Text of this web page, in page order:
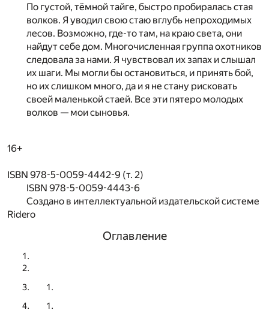
По густой, тёмной тайге, быстро пробиралась стая
волков. Я уводил свою стаю вглубь непроходимых
лесов. Возможно, где-то там, на краю света, они
найдут себе дом. Многочисленная группа охотников
следовала за нами. Я чувствовал их запах и слышал
их шаги. Мы могли бы остановиться, и принять бой,
но их слишком много, да и я не стану рисковать
своей маленькой стаей. Все эти пятеро молодых
волков — мои сыновья.
16+
ISBN 978-5-0059-4442-9 (т. 2)
ISBN 978-5-0059-4443-6
Создано в интеллектуальной издательской системе
Ridero
Оглавление